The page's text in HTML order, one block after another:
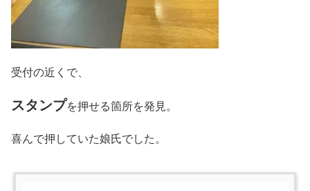
受付の近くで、
スタンプを押せる箇所を発見。
喜んで押していた娘氏でした。